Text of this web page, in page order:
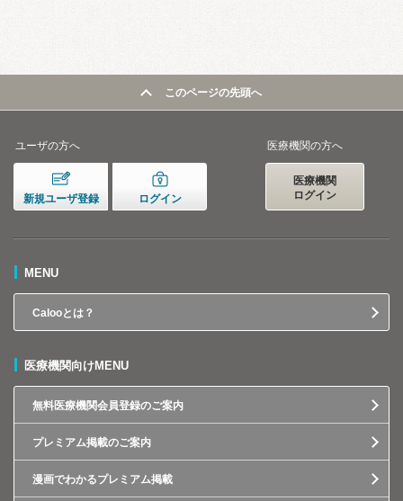
このページの先頭へ
ユーザの方へ
新規ユーザ登録 ログイン
医療機関の方へ
医療機関
ログイン
MENU
Calooとは？
医療機関向けMENU
無料医療機関会員登録のご案内
プレミアム掲載のご案内
漫画でわかるプレミアム掲載